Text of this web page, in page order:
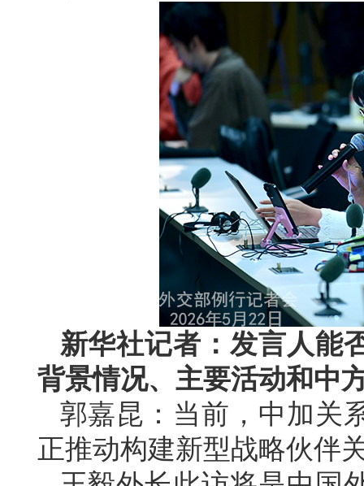
新华社记者：发言人能
背景情况、主要活动和中
郭嘉昆：当前，中加关
正推动构建新型战略伙伴